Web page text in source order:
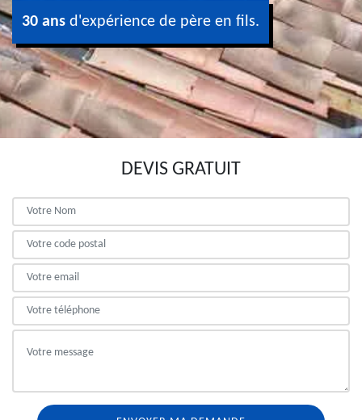
30 ans d'expérience de père en fils.
DEVIS GRATUIT